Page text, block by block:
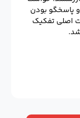
پاسخگو بودن
اصلی تفکیک